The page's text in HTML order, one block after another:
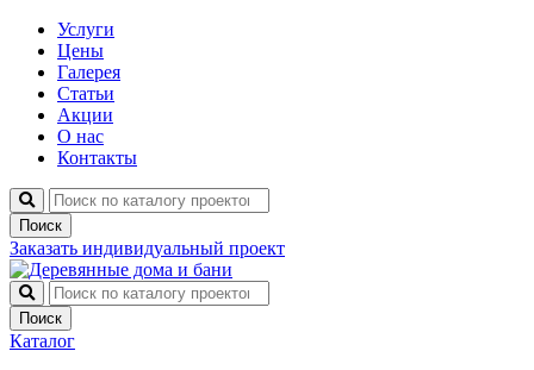
Услуги
Цены
Галерея
Статьи
Акции
О нас
Контакты
Поиск
Заказать индивидуальный проект
Поиск
Каталог